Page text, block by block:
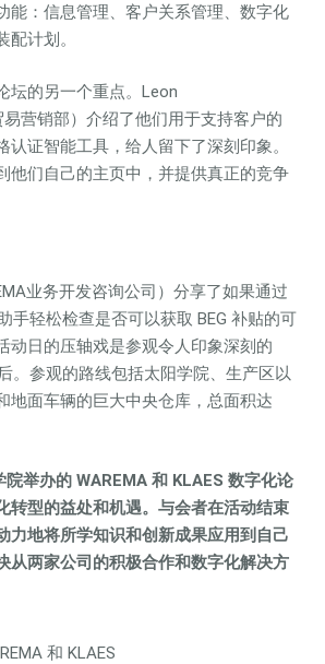
能：信息管理、客户关系管理、数字化
计划。
坛的另一个重点。Leon
易营销部）介绍了他们用于支持客户的
认证智能工具，给人留下了深刻印象。
他们自己的主页中，并提供真正的竞争
业务开发咨询公司）分享了如果通过
手轻松检查是否可以获取 BEG 补贴的可
动日的压轴戏是参观令人印象深刻的
。参观的路线包括太阳学院、生产区以
地面车辆的巨大中央仓库，总面积达
举办的 WAREMA 和 KLAES 数字化论
转型的益处和机遇。与会者在活动结束
力地将所学知识和创新成果应用到自己
从两家公司的积极合作和数字化解决方
和 KLAES